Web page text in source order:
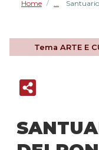
Home /
Tema ARTE E